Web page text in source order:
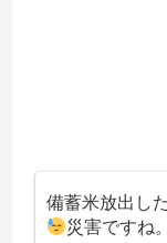
備蓄米放出し
災害ですね。